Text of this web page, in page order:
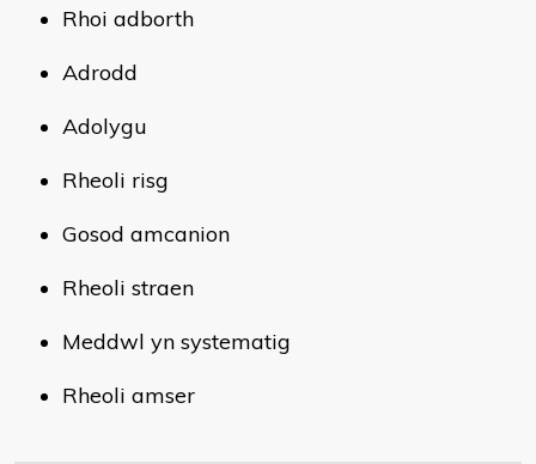
Rhoi adborth
Adrodd
Adolygu
Rheoli risg
Gosod amcanion
Rheoli straen
Meddwl yn systematig
Rheoli amser​